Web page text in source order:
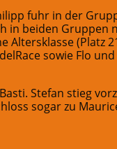
fuhr in der
in beiden Gruppen
(Platz
sowie Flo
Stefan stieg
sogar zu